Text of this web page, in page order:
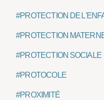
#PROTECTION DE
#PROTECTION
#PROTECTION SOCIALE
#PROTOCOLE
#PROXIMITÉ